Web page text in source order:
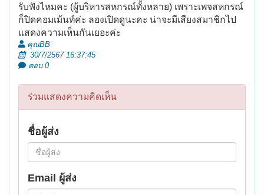
รับฟังไหมคะ (ผู้บริหารสหกรณ์ทั้งหลาย) เพราะเพจสหกรณ์
ก็ปิดคอมเม้นท์ค่ะ ลองเปิดดูนะคะ น่าจะมีเสียงสมาชิกไป
แสดงความเห็นกันเยอะค่ะ
คุณBB
30/7/2567 16:37:45
ตอบ 0
ร่วมแสดงความคิดเห็น
ชื่อผู้ส่ง
Email ผู้ส่ง